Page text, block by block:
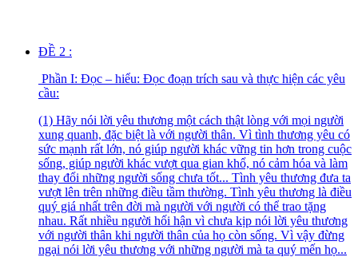
ĐỀ 2 :
Phần I: Đọc – hiểu: Đọc đoạn trích sau và thực hiện các yêu
cầu:
(1) Hãy nói lời yêu thương một cách thật lòng với mọi người
xung quanh, đặc biệt là với người thân. Vì tình thương yêu có
sức mạnh rất lớn, nó giúp người khác vững tin hơn trong cuộc
sống, giúp người khác vượt qua gian khổ, nó cảm hóa và làm
thay đổi những người sống chưa tốt... Tình yêu thương đưa ta
vượt lên trên những điều tầm thường. Tình yêu thương là điều
quý giá nhất trên đời mà người với người có thể trao tặng
nhau. Rất nhiều người hối hận vì chưa kịp nói lời yêu thương
với người thân khi người thân của họ còn sống. Vì vậy đừng
ngại nói lời yêu thương với những người mà ta quý mến họ...